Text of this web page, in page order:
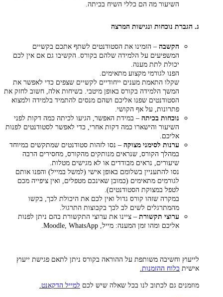
השיעור מה הם כללי השיח בכיתה.
ג. הגברת נוכחות ונגישות המרצה
הקשבה – הזמינו את הסטודנטים לשתף אתכם בקשיים
המשפיעים על הלמידה שלהם בקורס. הקשיבו גם אם אין לכם
יכולת לתת מענה.
הפנו לגורמי מקצוע מתאימים.
שקלו התאמת מענים ייחודיים לקשיים שצפים כדי לאפשר את
המשך הלמידה בקורס באופן מיטבי. בשיחות אלה, חשוב לחזק את
הסטודנטים שפנו אליכם ושהם מנסים להתמיד בלמידה ולמצוא
פתרונות, על אף הקושי.
נוכחות בכיתה – במידת האפשר, הגיעו לכיתה כמה דקות לפני
השיעור והישארו כמה דקות אחרי, כדי לאפשר לסטודנטים לפנות
אליכם.
ערנות לסימני מצוקה – נסו לזהות סטודנטים שמתקשים במיוחד
במהלך הקורס, שנראים מנותקים מהקורס, מחסירים הרבה
שיעורים, נראים מבודדים או לא מגישים מטלות.
נסו להתעניין בשלומם באופן אישי (למשל במייל) והפנו אותם
לגורמים מתאימים (כמובן שאינכם מטפלים, ואין ציפייה מכם
לטפל במצוקת הסטודנטים).
במקרה שזהו קורס גדול ואין לכם את היכולת לכך, בקשו
מהמתרגלים לשים לב לכך בקבוצות התרגול.
ערוצי תקשורת – ציינו את ערוצי התקשורת בהם ניתן לפנות
אליכם ומהו זמן המענה: מייל, Moodle, WhatsApp.
לייעוץ וחשיבה משותפת על ההוראה בקורס ניתן לתאם פגישת ייעוץ
אישית בלוח ההזמנות.
מוזמנים גם לכתוב לנו בכל שאלה שיש לכם למייל הדקאנט.